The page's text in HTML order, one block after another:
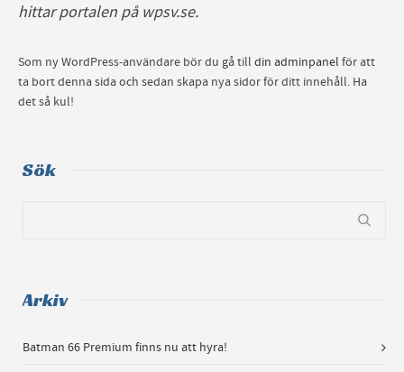
hittar portalen på wpsv.se.
Som ny WordPress-användare bör du gå till din adminpanel för att
ta bort denna sida och sedan skapa nya sidor för ditt innehåll. Ha
det så kul!
Sök
Arkiv
Batman 66 Premium finns nu att hyra!